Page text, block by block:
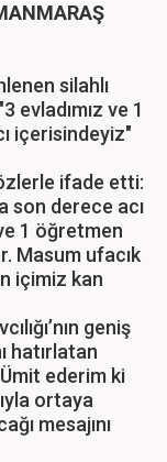
silahlı
evladımız ve 1
içerisindeyiz"
ifade etti:
son derece acı
1 öğretmen
Masum ufacık
içimiz kan
geniş
hatırlatan
ederim ki
ortaya
mesajını